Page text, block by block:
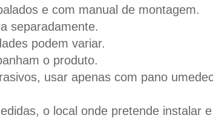
e com manual de montagem.
separadamente.
podem variar.
o produto.
usar apenas com pano
o local onde pretende instalar